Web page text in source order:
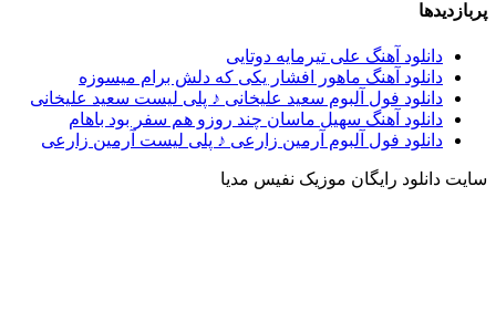
پربازدیدها
دانلود آهنگ علی تیرمایه دوتایی
دانلود آهنگ ماهور افشار یکی که دلش برام میسوزه
دانلود فول آلبوم سعید علیخانی ♪ پلی لیست سعید علیخانی
دانلود آهنگ سهیل ماسان چند روزو هم سفر بود باهام
دانلود فول آلبوم آرمین زارعی ♪ پلی لیست آرمین زارعی
سایت دانلود رایگان موزیک نفیس مدیا